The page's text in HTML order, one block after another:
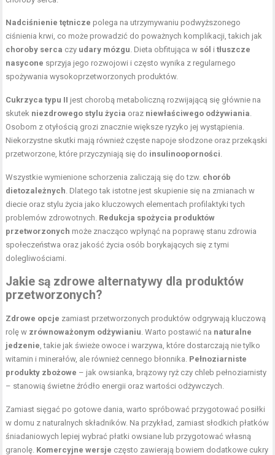
Nadciśnienie tętnicze polega na utrzymywaniu podwyższonego
ciśnienia krwi, co może prowadzić do poważnych komplikacji, takich jak
choroby serca czy udary mózgu . Dieta obfitująca w sól itłuszcze
nasycone sprzyja jego rozwojowi i często wynika z regularnego
spożywania wysokoprzetworzonych produktów.
Cukrzyca typu II jest chorobą metaboliczną rozwijającą się głównie na
skutek niezdrowego stylu życia oraz niewłaściwego odżywiania
Osobom z otyłością grozi znacznie większe ryzyko jej wystąpienia.
Niekorzystne skutki mają również częste napoje słodzone oraz przekąski
przetworzone, które przyczyniają się do insulinooporności
Wszystkie wymienione schorzenia zaliczają się do tzw. chorób
dietozależnych . Dlatego tak istotne jest skupienie się na zmianach w
diecie oraz stylu życia jako kluczowych elementach profilaktyki tych
problemów zdrowotnych. Redukcja spożycia produktów
przetworzonych może znacząco wpłynąć na poprawę stanu zdrowia
społeczeństwa oraz jakość życia osób borykających się z tymi
dolegliwościami.
Jakie są zdrowe alternatywy dla produktów
przetworzonych?
Zdrowe opcje zamiast przetworzonych produktów odgrywają kluczową
rolę w zrównoważonym odżywianiu . Warto postawić na naturalne
jedzenie , takie jak świeże owoce i warzywa, które dostarczają nie tylko
witamin i minerałów, ale również cennego błonnika. Pełnoziarniste
produkty zbożowe – jak owsianka, brązowy ryż czy chleb pełnoziarnisty
– stanowią świetne źródło energii oraz wartości odżywczych.
Zamiast sięgać po gotowe dania, warto spróbować przygotować posiłki
w domu z naturalnych składników. Na przykład, zamiast słodkich płatków
śniadaniowych lepiej wybrać płatki owsiane lub przygotować własną
granolę. Komercyjne wersje często zawierają bowiem dodatkowe cukry